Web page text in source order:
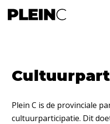
Home Coacht
Plein C is de provinciale
cultuurparticipatie. Dit